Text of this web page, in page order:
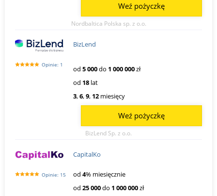
Nordbaltica Polska sp. z o.o.
Weź pożyczkę
Opinie: 1
BizLend
od 5 000do 1 000 000zł
od 18 lat
3,6,9, 12 miesięcy
BizLend Sp. z o.o.
Weź pożyczkę
Opinie: 15
CapitalKo
od 4% miesięcznie
od 25 000do 1 000 000zł